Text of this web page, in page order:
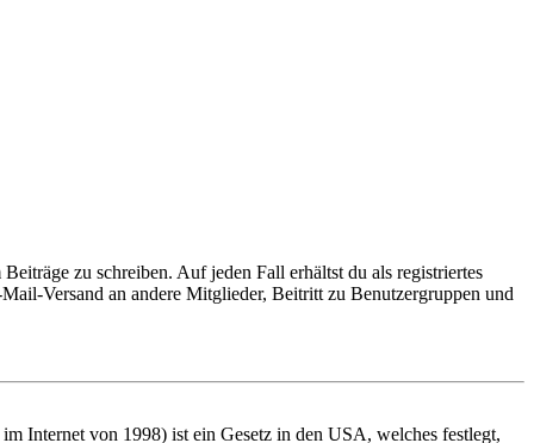
zu schreiben. Auf jeden Fall erhältst du als registriertes
Versand an andere Mitglieder, Beitritt zu Benutzergruppen und
Internet von 1998) ist ein Gesetz in den USA, welches festlegt,